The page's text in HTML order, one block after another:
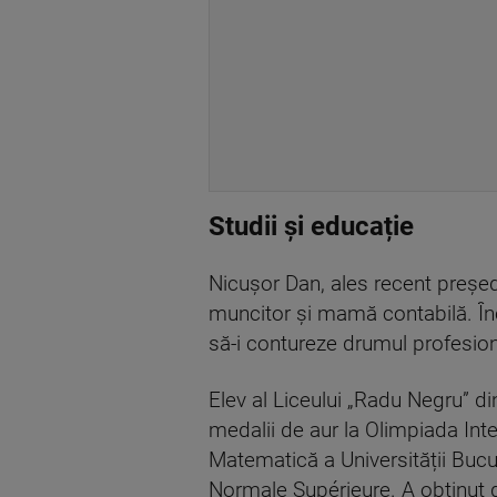
Studii și educație
Nicușor Dan, ales recent
muncitor și mamă contabilă.
să-i contureze drumul
Elev al Liceului „Radu Negru”
medalii de aur la Olimpiada
Matematică a Universității
Normale Supérieure. A